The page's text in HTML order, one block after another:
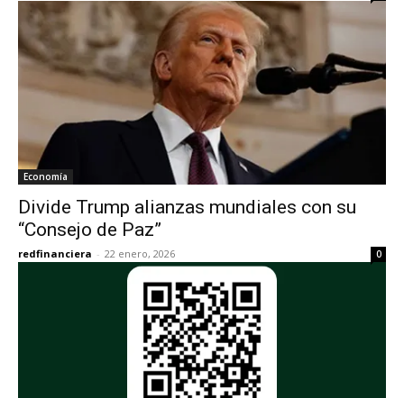
Economía
Divide Trump alianzas mundiales con su
“Consejo de Paz”
redfinanciera - 22 enero, 2026 0